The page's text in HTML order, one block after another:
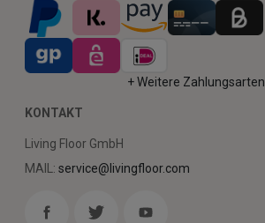
+ Weitere Zahlungsarten
KONTAKT
Living Floor GmbH
MAIL: service@livingfloor.com